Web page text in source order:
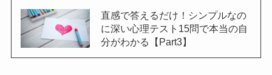
直感で答えるだけ！シンプルなの
に深い心理テスト15問で本当の自
分がわかる【Part3】